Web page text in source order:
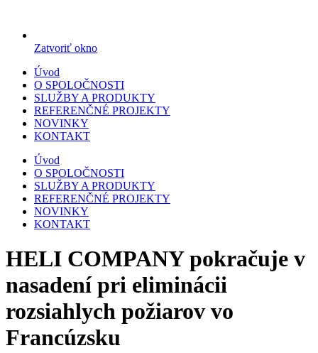
Zatvoriť okno
Úvod
O SPOLOČNOSTI
SLUŽBY A PRODUKTY
REFERENČNÉ PROJEKTY
NOVINKY
KONTAKT
Úvod
O SPOLOČNOSTI
SLUŽBY A PRODUKTY
REFERENČNÉ PROJEKTY
NOVINKY
KONTAKT
HELI COMPANY pokračuje v
nasadení pri eliminácii
rozsiahlych požiarov vo
Francúzsku